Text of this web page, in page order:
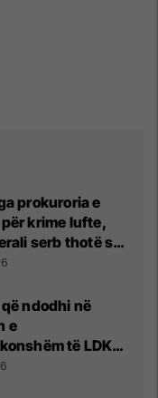
prokuroria e
krime lufte,
serb thotë se
në
ndodhi në
e
të LDK-